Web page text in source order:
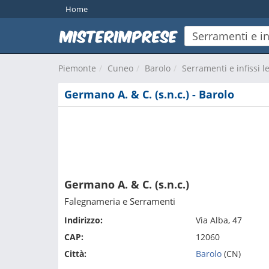
Home
Piemonte Cuneo Barolo Serramenti e infissi
Germano A. & C. (s.n.c.) - Barolo
Germano A. & C. (s.n.c.)
Falegnameria e Serramenti
Indirizzo:
Via Alba, 47
CAP:
12060
Città:
Barolo(CN)